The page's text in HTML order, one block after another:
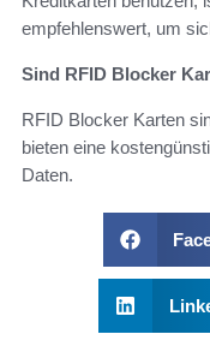
empfehlenswert, um
Sind RFID Blocker
RFID Blocker Karten
bieten eine
Daten.